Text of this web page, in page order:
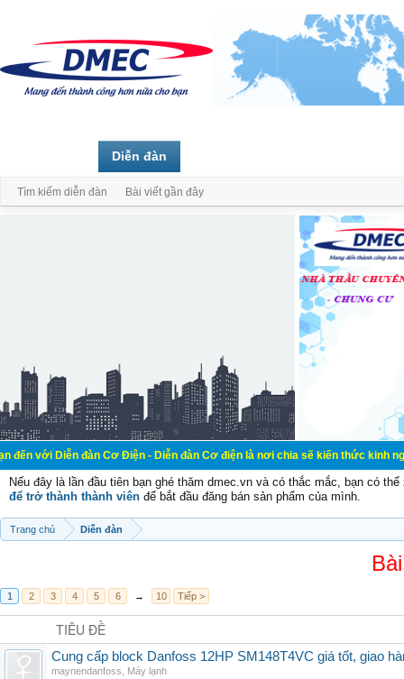
đàn Cơ Điện - Diễn đàn Cơ điện là nơi chia sẽ kiến thức kinh nghiệm
Nếu đây là lần đầu tiên bạn ghé thăm dmec.vn và có thắc mắc, bạn có
để trở thành thành viên để bắt đầu đăng bán sản phẩm của mình.
Trang chủ Diễn đàn
1 2 3 4 5 6 → 10 Tiếp >
TIÊU ĐỀ
Cung cấp block Danfoss 12HP SM148T4VC giá tốt, giao
maynendanfoss
Máy lạnh
Diễn đàn
Tìm kiếm diễn đàn Bài viết gần đây